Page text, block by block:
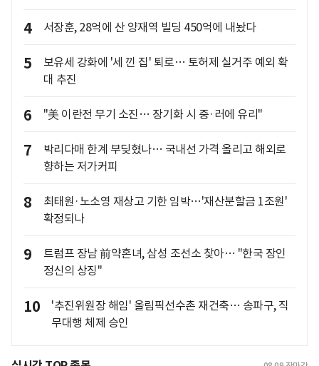
4 서장훈, 28억에 산 양재역 빌딩 450억에 내놨다
5
보유세 강화에 '세 낀 집' 퇴로… 토허제 실거주 예외 확
대 추진
6 "美 이란전 무기 소진… 장기화 시 중·러에 유리"
7
박리다매 한계 부딪혔나… 국내선 가격 올리고 해외로
향하는 저가커피
8
최태원·노소영 재상고 기한 임박…'재산분할금 1조원'
확정되나
9
트럼프 장남 前약혼녀, 삼성 조선소 찾아… "한국 장인
정신의 상징"
10
'추진위원장 해임' 올림픽선수촌 재건축… 송파구, 직
무대행 체제 승인